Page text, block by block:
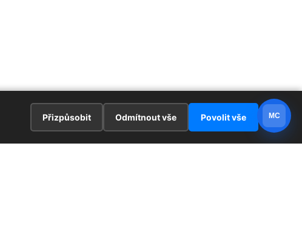
Přizpůsobit Odmítnout vše Povolit vše MC